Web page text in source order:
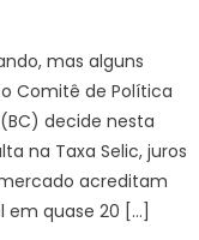
mas alguns
Comitê de Política
decide nesta
na Taxa Selic, juros
acreditam
em quase 20 […]